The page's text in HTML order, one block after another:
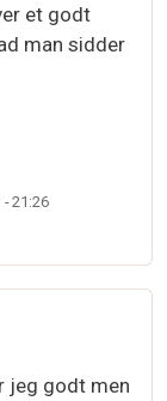
et godt
man sidder
21:26
jeg godt men